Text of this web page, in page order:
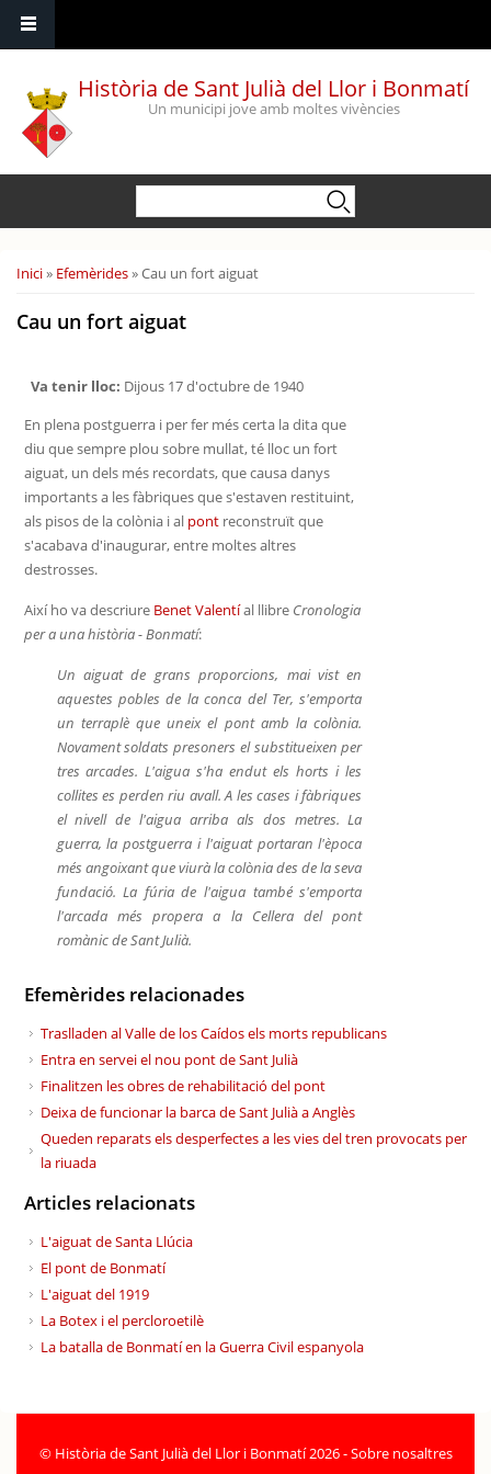
Història de Sant Julià del Llor i Bonmatí
Un municipi jove amb moltes vivències
Esteu aquí
Inici» Efemèrides» Cau un fort aiguat
Cau un fort aiguat
Va tenir lloc: Dijous 17 d'octubre de 1940
En plena postguerra i per fer més certa la dita que
diu que sempre plou sobre mullat, té lloc un fort
aiguat, un dels més recordats, que causa danys
importants a les fàbriques que s'estaven restituint,
als pisos de la colònia i al pontreconstruït que
s'acabava d'inaugurar, entre moltes altres
destrosses.
Així ho va descriure Benet Valentíal llibre Cronologia
per a una història - Bonmatí:
Un aiguat de grans proporcions, mai vist en
aquestes pobles de la conca del Ter, s'emporta
un terraplè que uneix el pont amb la colònia.
Novament soldats presoners el substitueixen per
tres arcades. L'aigua s'ha endut els horts i les
collites es perden riu avall. A les cases i fàbriques
el nivell de l'aigua arriba als dos metres. La
guerra, la postguerra i l'aiguat portaran l'època
més angoixant que viurà la colònia des de la seva
fundació. La fúria de l'aigua també s'emporta
l'arcada més propera a la Cellera del pont
romànic de Sant Julià.
Efemèrides relacionades
Traslladen al Valle de los Caídos els morts republicans
Entra en servei el nou pont de Sant Julià
Finalitzen les obres de rehabilitació del pont
Deixa de funcionar la barca de Sant Julià a Anglès
Queden reparats els desperfectes a les vies del tren provocats per
la riuada
Articles relacionats
L'aiguat de Santa Llúcia
El pont de Bonmatí
L'aiguat del 1919
La Botex i el percloroetilè
La batalla de Bonmatí en la Guerra Civil espanyola
© Història de Sant Julià del Llor i Bonmatí 2026-Sobre nosaltres